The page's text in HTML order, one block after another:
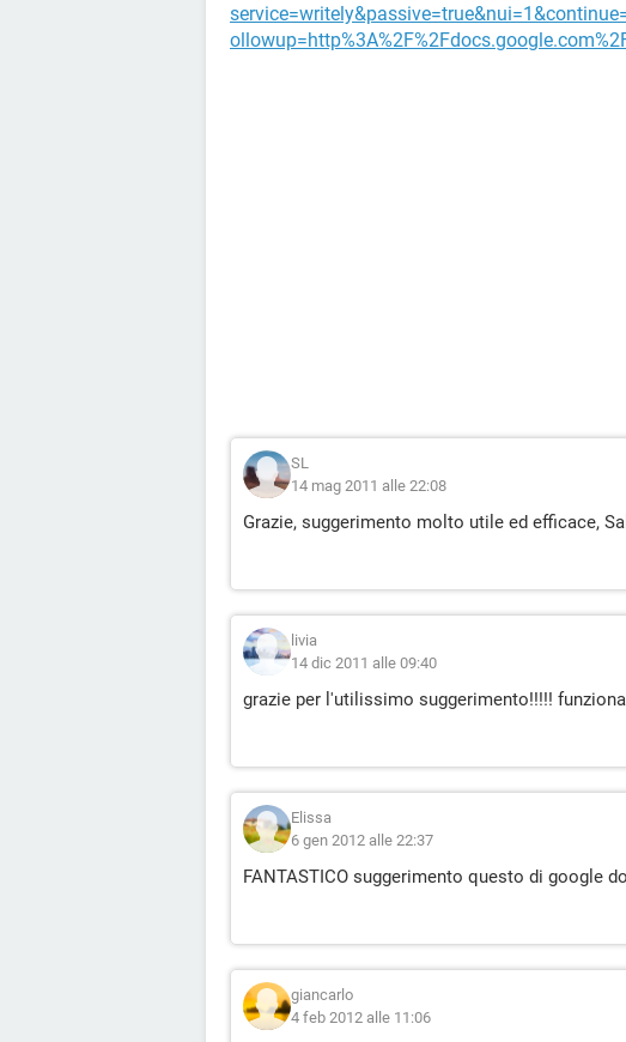
SL
14 mag 2011 alle 22:08
Grazie, suggerimento molto utile ed efficace, Sal
livia
14 dic 2011 alle 09:40
grazie per l'utilissimo suggerimento!!!!!
Elissa
6 gen 2012 alle 22:37
FANTASTICO suggerimento questo di google
giancarlo
4 feb 2012 alle 11:06